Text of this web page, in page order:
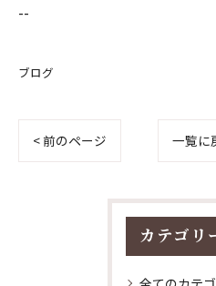
--
ブログ
< 前のページ 一覧に
カテゴリ